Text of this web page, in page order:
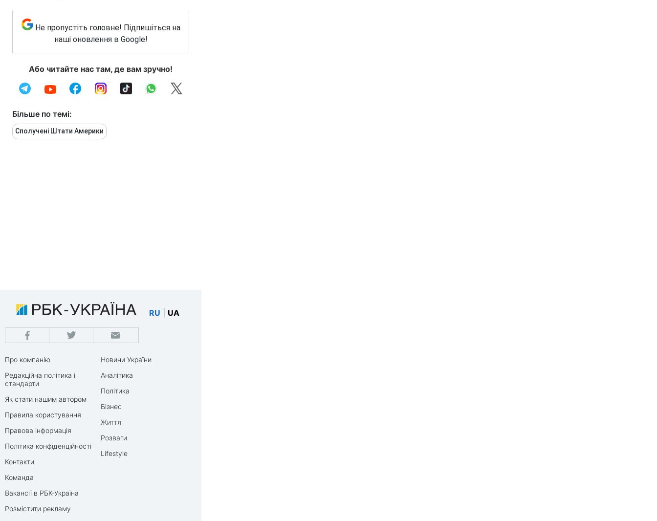
Не пропустіть головне! Підпишіться на
наші оновлення в Google!
Або читайте нас там, де вам зручно!
Більше по темі:
Сполучені Штати Америки
RU UA
Про компанію
Редакційна політика і
стандарти
Як стати нашим автором
Правила користування
Правова інформація
Політика конфіденційності
Контакти
Команда
Вакансії в РБК-Україна
Розмістити рекламу
Новини України
Аналітика
Політика
Бізнес
Життя
Розваги
Lifestyle